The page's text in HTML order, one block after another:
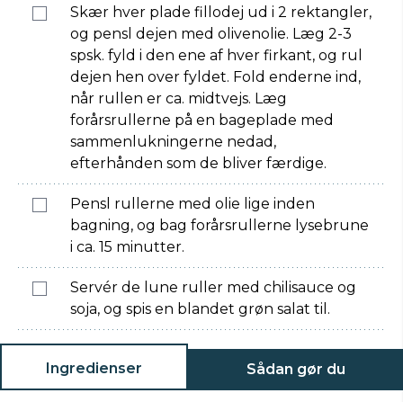
Skær hver plade fillodej ud i 2 rektangler,
og pensl dejen med olivenolie. Læg 2-3
spsk. fyld i den ene af hver firkant, og rul
dejen hen over fyldet. Fold enderne ind,
når rullen er ca. midtvejs. Læg
forårsrullerne på en bageplade med
sammenlukningerne nedad,
efterhånden som de bliver færdige.
Pensl rullerne med olie lige inden
bagning, og bag forårsrullerne lysebrune
i ca. 15 minutter.
Servér de lune ruller med chilisauce og
soja, og spis en blandet grøn salat til.
Ingredienser Sådan gør du